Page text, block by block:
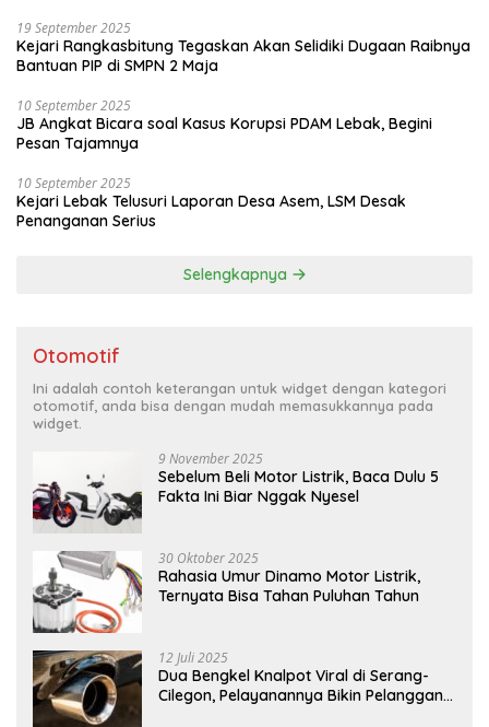
19 September 2025
Kejari Rangkasbitung Tegaskan Akan Selidiki Dugaan Raibnya
Bantuan PIP di SMPN 2 Maja
10 September 2025
JB Angkat Bicara soal Kasus Korupsi PDAM Lebak, Begini
Pesan Tajamnya
10 September 2025
Kejari Lebak Telusuri Laporan Desa Asem, LSM Desak
Penanganan Serius
Selengkapnya
Otomotif
Ini adalah contoh keterangan untuk widget dengan kategori
otomotif, anda bisa dengan mudah memasukkannya pada
widget.
9 November 2025
Sebelum Beli Motor Listrik, Baca Dulu 5
Fakta Ini Biar Nggak Nyesel
30 Oktober 2025
Rahasia Umur Dinamo Motor Listrik,
Ternyata Bisa Tahan Puluhan Tahun
12 Juli 2025
Dua Bengkel Knalpot Viral di Serang-
Cilegon, Pelayanannya Bikin Pelanggan